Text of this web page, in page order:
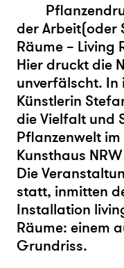
der Arbeit(oder
Räume – Living
Hier druckt die
unverfälscht.
Künstlerin
die Vielfalt und
Pflanzenwelt
Kunsthaus
Die
statt, inmitten
Installation
Räume: einem
Grundriss.